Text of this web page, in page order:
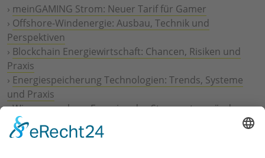
› meinGAMING Strom: Neuer Tarif für Gamer
› Offshore-Windenergie: Ausbau, Technik und
Perspektiven
› Blockchain Energiewirtschaft: Chancen, Risiken und
Praxis
› Energiespeicherung Technologien: Trends, Systeme
und Praxis
›Wie erneuerbare Energien das Stromnetz verändern
Digitalisierung Energiewirtschaft: Effizienz, Netze und
Prozesse